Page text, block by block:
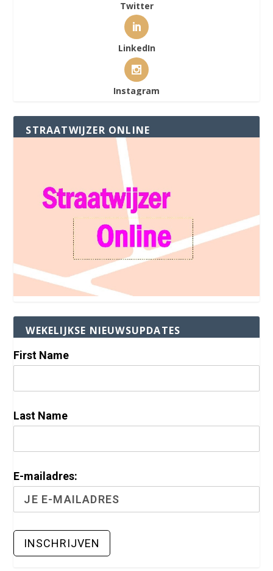
Twitter
LinkedIn
Instagram
STRAATWIJZER ONLINE
WEKELIJKSE NIEUWSUPDATES
First Name
Last Name
E-mailadres: